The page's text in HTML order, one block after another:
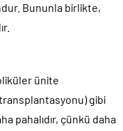
Bununla birlikte,
ünite
gibi
pahalıdır, çünkü daha